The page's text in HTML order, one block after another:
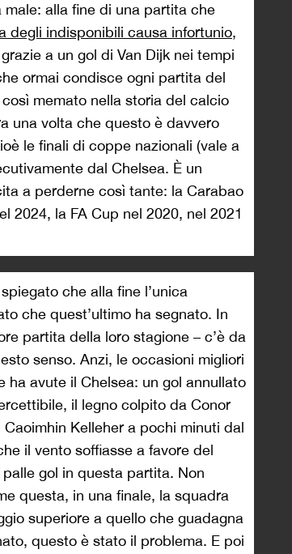
alla fine di una partita che
degli indisponibili causa infortunio,
a un gol di Van Dijk nei tempi
ormai condisce ogni partita del
memato nella storia del calcio
una volta che questo è davvero
le finali di coppe nazionali (vale a
dal Chelsea. È un
a perderne così tante: la Carabao
2024, la FA Cup nel 2020, nel 2021
che alla fine l’unica
che quest’ultimo ha segnato. In
partita della loro stagione – c’è da
senso. Anzi, le occasioni migliori
avute il Chelsea: un gol annullato
il legno colpito da Conor
Kelleher a pochi minuti dal
il vento soffiasse a favore del
gol in questa partita. Non
questa, in una finale, la squadra
superiore a quello che guadagna
questo è stato il problema. E poi